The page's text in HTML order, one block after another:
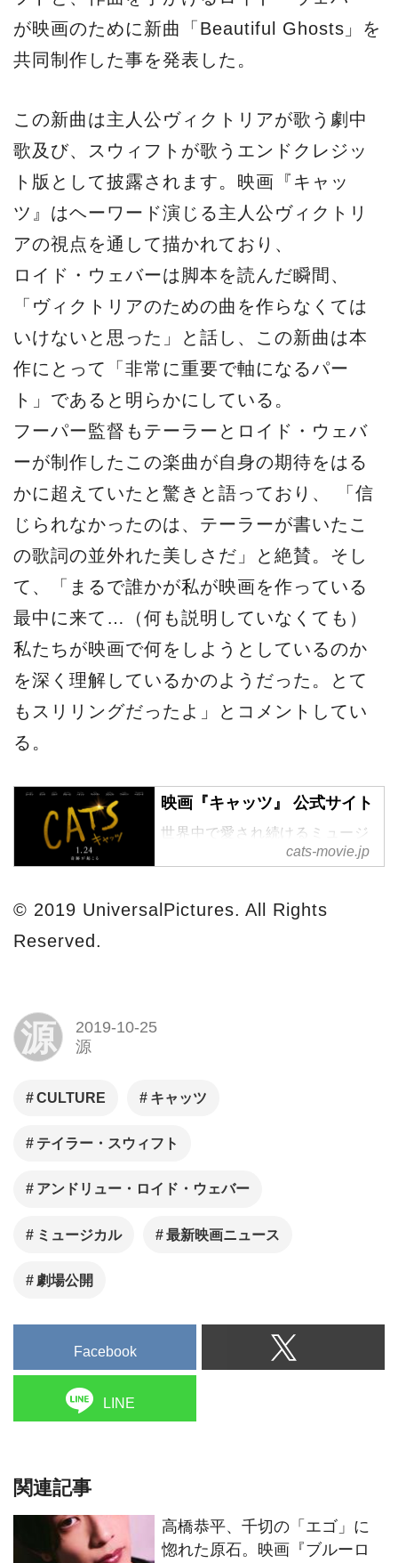
が映画のために新曲「Beautiful Ghosts」を
共同制作した事を発表した。
この新曲は主人公ヴィクトリアが歌う劇中
歌及び、スウィフトが歌うエンドクレジッ
ト版として披露されます。映画『キャッ
ツ』はヘーワード演じる主人公ヴィクトリ
アの視点を通して描かれており、
ロイド・ウェバーは脚本を読んだ瞬間、
「ヴィクトリアのための曲を作らなくては
いけないと思った」と話し、この新曲は本
作にとって「非常に重要で軸になるパー
ト」であると明らかにしている。
フーパー監督もテーラーとロイド・ウェバ
ーが制作したこの楽曲が自身の期待をはる
かに超えていたと驚きと語っており、 「信
じられなかったのは、テーラーが書いたこ
の歌詞の並外れた美しさだ」と絶賛。そし
て、「まるで誰かが私が映画を作っている
最中に来て…（何も説明していなくても）
私たちが映画で何をしようとしているのか
を深く理解しているかのようだった。とて
もスリリングだったよ」とコメントしてい
る。
映画『キャッツ』 公式サイト
世界中で愛され続けるミュージ
カルの金字塔「キャッツ」が待
陣と、多彩なジャンルから集結
cats-movie.jp
© 2019 UniversalPictures. All Rights
Reserved.
源
2019-10-25
源
CULTURE キャッツ
テイラー・スウィフト
アンドリュー・ロイド・ウェバー
ミュージカル 最新映画ニュース
劇場公開
Facebook
LINE
関連記事
高橋恭平、千切の「エゴ」に
惚れた原石。映画『ブルーロ